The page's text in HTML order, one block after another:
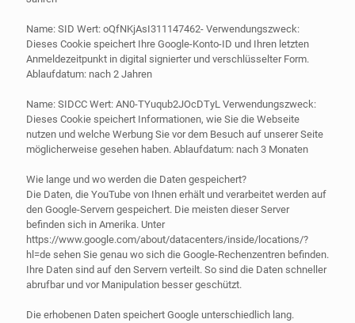
Name: SID Wert: oQfNKjAsI311147462- Verwendungszweck:
Dieses Cookie speichert Ihre Google-Konto-ID und Ihren letzten
Anmeldezeitpunkt in digital signierter und verschlüsselter Form.
Ablaufdatum: nach 2 Jahren
Name: SIDCC Wert: AN0-TYuqub2JOcDTyL Verwendungszweck:
Dieses Cookie speichert Informationen, wie Sie die Webseite
nutzen und welche Werbung Sie vor dem Besuch auf unserer Seite
möglicherweise gesehen haben. Ablaufdatum: nach 3 Monaten
Wie lange und wo werden die Daten gespeichert?
Die Daten, die YouTube von Ihnen erhält und verarbeitet werden auf
den Google-Servern gespeichert. Die meisten dieser Server
befinden sich in Amerika. Unter
https://www.google.com/about/datacenters/inside/locations/?
hl=de sehen Sie genau wo sich die Google-Rechenzentren befinden.
Ihre Daten sind auf den Servern verteilt. So sind die Daten schneller
abrufbar und vor Manipulation besser geschützt.
Die erhobenen Daten speichert Google unterschiedlich lang.